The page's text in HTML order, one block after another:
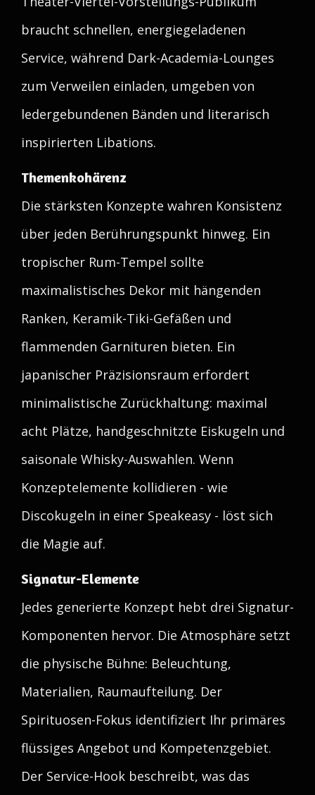
braucht schnellen, energiegeladenen
Service, während Dark-Academia-Lounges
zum Verweilen einladen, umgeben von
ledergebundenen Bänden und literarisch
inspirierten Libations.
Themenkohärenz
Die stärksten Konzepte wahren Konsistenz
über jeden Berührungspunkt hinweg. Ein
tropischer Rum-Tempel sollte
maximalistisches Dekor mit hängenden
Ranken, Keramik-Tiki-Gefäßen und
flammenden Garnituren bieten. Ein
japanischer Präzisionsraum erfordert
minimalistische Zurückhaltung: maximal
acht Plätze, handgeschnitzte Eiskugeln und
saisonale Whisky-Auswahlen. Wenn
Konzeptelemente kollidieren - wie
Discokugeln in einer Speakeasy - löst sich
die Magie auf.
Signatur-Elemente
Jedes generierte Konzept hebt drei Signatur-
Komponenten hervor. Die Atmosphäre setzt
die physische Bühne: Beleuchtung,
Materialien, Raumaufteilung. Der
Spirituosen-Fokus identifiziert Ihr primäres
flüssiges Angebot und Kompetenzgebiet.
Der Service-Hook beschreibt, was das